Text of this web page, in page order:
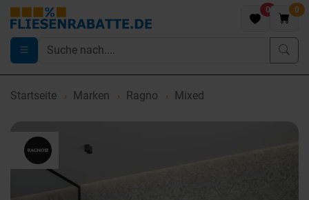
0 0
Startseite Marken Ragno Mixed